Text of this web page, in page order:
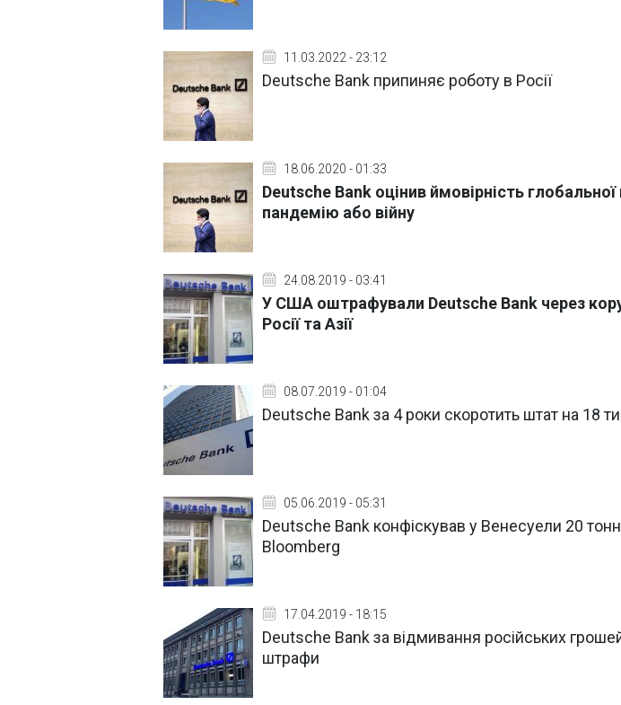
11.03.2022 - 23:12
Deutsche Bank припиняє роботу в Росії
18.06.2020 - 01:33
Deutsche Bank оцінив ймовірність глобальної
пандемію або війну
24.08.2019 - 03:41
У США оштрафували Deutsche Bank через
Росії та Азії
08.07.2019 - 01:04
Deutsche Bank за 4 роки скоротить штат на 18
05.06.2019 - 05:31
Deutsche Bank конфіскував у Венесуели 20
Bloomberg
17.04.2019 - 18:15
Deutsche Bank за відмивання російських
штрафи